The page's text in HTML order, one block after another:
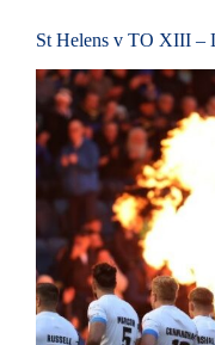
St Helens v TO XIII –